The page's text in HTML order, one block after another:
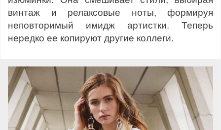
винтаж и релаксовые ноты, формируя
неповторимый имидж артистки. Теперь
нередко ее копируют другие коллеги.